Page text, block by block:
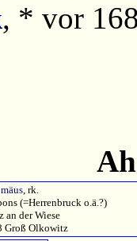
, * vor
, rk.
(=Herrenbruck o.ä.?)
an der Wiese
Groß Olkowitz